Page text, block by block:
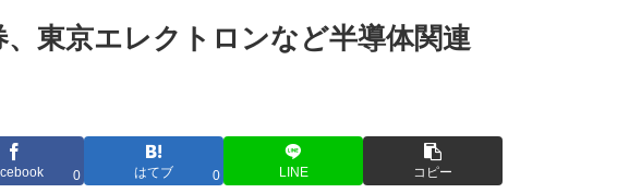
東京エレクトロンなど半導体関連
0 はてブ 0 LINE コピー